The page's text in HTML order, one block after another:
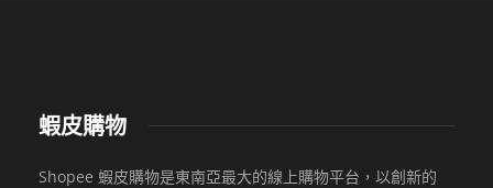
蝦皮購物
Shopee 蝦皮購物是東南亞最大的線上購物平台，以創新的